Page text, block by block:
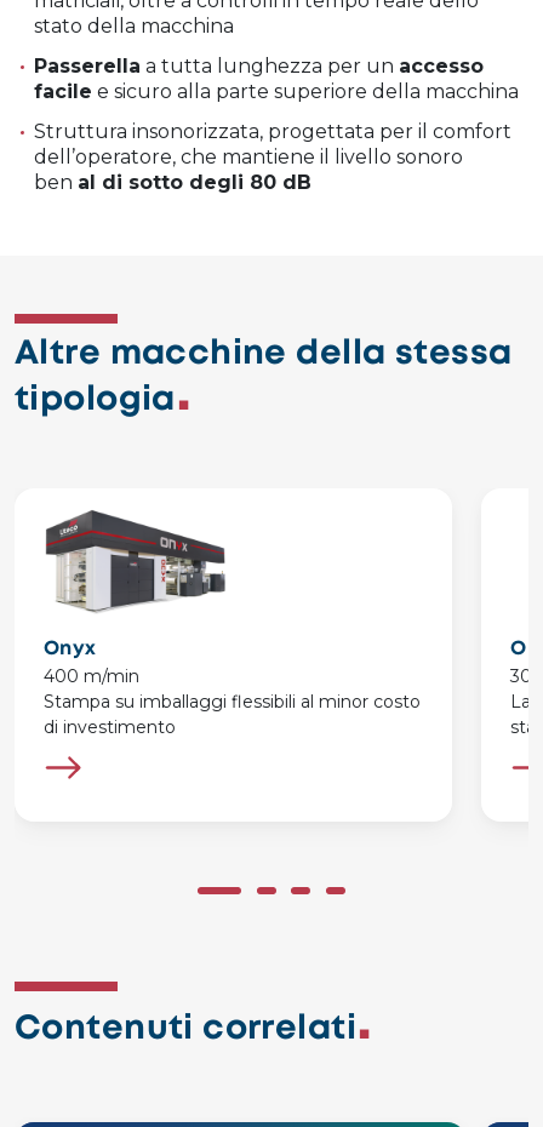
stato della macchina
Passerella a tutta lunghezza per un accesso
facile e sicuro alla parte superiore della macchina
Struttura insonorizzata, progettata per il comfort
dell’operatore, che mantiene il livello sonoro
ben al di sotto degli 80 dB
Altre macchine della stessa
tipologia
Onyx
400 m/min
Stampa su imballaggi flessibili al minor costo
di investimento
La
Contenuti correlati